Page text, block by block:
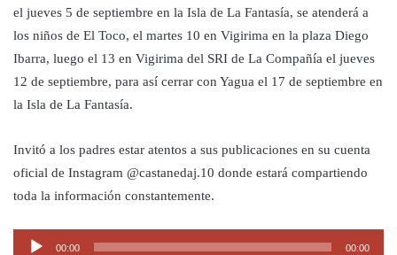
el jueves 5 de septiembre en la Isla de La Fantasía, se atenderá a
los niños de El Toco, el martes 10 en Vigirima en la plaza Diego
Ibarra, luego el 13 en Vigirima del SRI de La Compañía el jueves
12 de septiembre, para así cerrar con Yagua el 17 de septiembre en
la Isla de La Fantasía.
Invitó a los padres estar atentos a sus publicaciones en su cuenta
oficial de Instagram @castanedaj.10 donde estará compartiendo
toda la información constantemente.
Reproductor
00:00 00:00